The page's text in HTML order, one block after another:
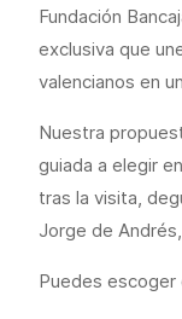
Fundación
exclusiva que
valencianos en
Nuestra
guiada a elegir
tras la visita,
Jorge de
Puedes